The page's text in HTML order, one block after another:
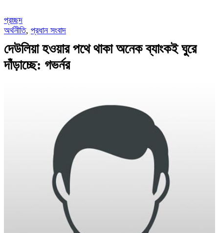
প্রচ্ছদ
অর্থনীতি, প্রধান সংবাদ
দেউলিয়া হওয়ার পথে থাকা অনেক ব্যাংকই ঘুরে
দাঁড়াচ্ছে: গভর্নর